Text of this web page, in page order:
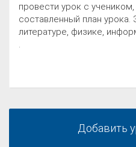
провести урок с
составленный план урока.
литературе, физике,
Добавить